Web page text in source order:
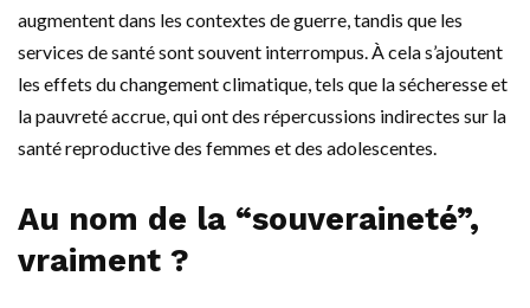
augmentent dans les contextes de guerre, tandis que les
services de santé sont souvent interrompus. À cela s’ajoutent
les effets du changement climatique, tels que la sécheresse et
la pauvreté accrue, qui ont des répercussions indirectes sur la
santé reproductive des femmes et des adolescentes.
Au nom de la “souveraineté”,
vraiment ?